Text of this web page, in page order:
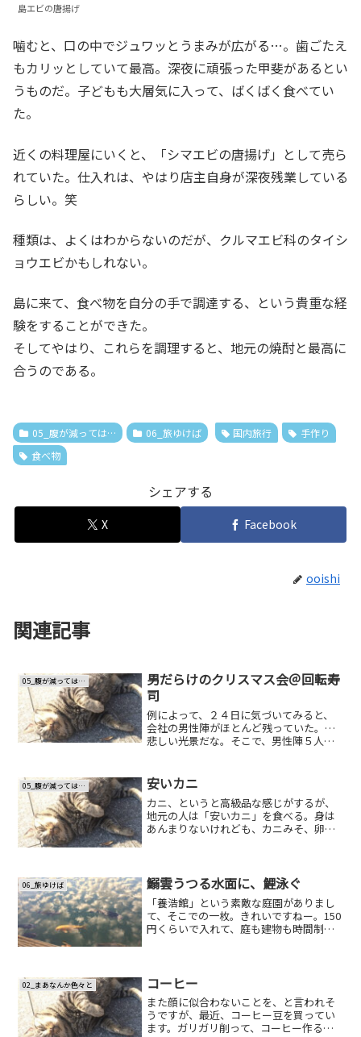
島エビの唐揚げ
噛むと、口の中でジュワッとうまみが広がる…。歯ごたえ
もカリッとしていて最高。深夜に頑張った甲斐があるとい
うものだ。子どもも大層気に入って、ばくばく食べてい
た。
近くの料理屋にいくと、「シマエビの唐揚げ」として売ら
れていた。仕入れは、やはり店主自身が深夜残業している
らしい。笑
種類は、よくはわからないのだが、クルマエビ科のタイシ
ョウエビかもしれない。
島に来て、食べ物を自分の手で調達する、という貴重な経
験をすることができた。
そしてやはり、これらを調理すると、地元の焼酎と最高に
合うのである。
05_腹が減っては… 06_旅ゆけば 国内旅行
手作り
食べ物
シェアする
X Facebook
ooishi
関連記事
05_腹が減っては…
男だらけのクリスマス会＠回転寿
司
例によって、２４日に気づいてみると、
会社の男性陣がほとんど残っていた。…
悲しい光景だな。そこで、男性陣５人く
べ過ぎました。
05_腹が減っては… 安いカニ
カニ、というと高級品な感じがするが、
地元の人は「安いカニ」を食べる。身は
あんまりないけれども、カニみそ、卵が
る。 地元の人たちからセイ...
06_旅ゆけば 鰯雲うつる水面に、鯉泳ぐ
「養浩館」という素敵な庭園がありまし
て、そこでの一枚。きれいですねー。150
円くらいで入れて、庭も建物も時間制限
02_まあなんか色々と コーヒー
また顔に似合わないことを、と言われそ
うですが、最近、コーヒー豆を買ってい
ます。ガリガリ削って、コーヒー作る系